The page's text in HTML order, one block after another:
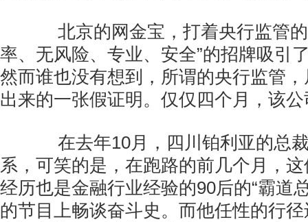
北京的网金宝，打着央行监管的
率、无风险、专业、安全”的招牌吸引
然而谁也没有想到，所谓的央行监管
出来的一张假证明。仅仅四个月，该
在去年10月，四川铂利亚的总
系，可笑的是，在跑路的前几个月，
经历也是金融行业经验的90后的“霸道
的节目上畅谈奋斗史。而他任性的行